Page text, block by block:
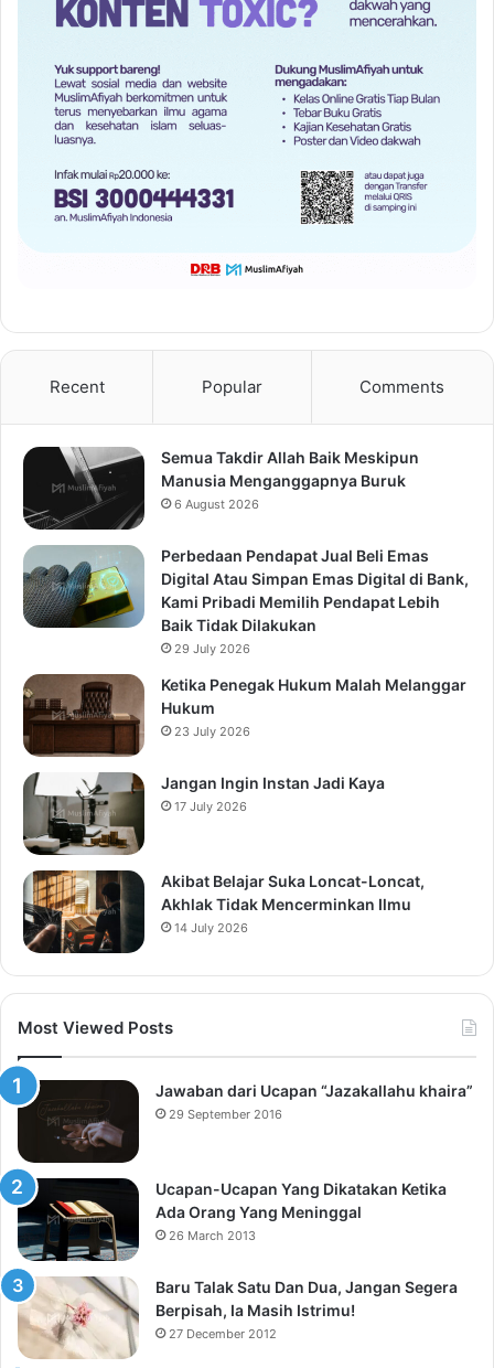
Recent Popular Comments
Semua Takdir Allah Baik Meskipun
Manusia Menganggapnya Buruk
6 August 2026
Perbedaan Pendapat Jual Beli Emas
Digital Atau Simpan Emas Digital di Bank,
Kami Pribadi Memilih Pendapat Lebih
Baik Tidak Dilakukan
29 July 2026
Ketika Penegak Hukum Malah Melanggar
Hukum
23 July 2026
Jangan Ingin Instan Jadi Kaya
17 July 2026
Akibat Belajar Suka Loncat-Loncat,
Akhlak Tidak Mencerminkan Ilmu
14 July 2026
Most Viewed Posts
Jawaban dari Ucapan “Jazakallahu khaira”
29 September 2016
Ucapan-Ucapan Yang Dikatakan Ketika
Ada Orang Yang Meninggal
26 March 2013
Baru Talak Satu Dan Dua, Jangan Segera
Berpisah, Ia Masih Istrimu!
27 December 2012